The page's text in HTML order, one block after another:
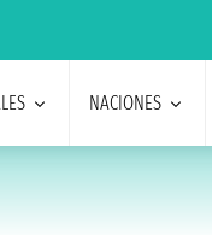
NACIONES